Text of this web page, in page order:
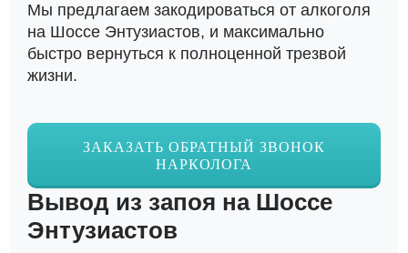
Мы предлагаем закодироваться от алкоголя
на Шоссе Энтузиастов, и максимально
быстро вернуться к полноценной трезвой
жизни.
ЗАКАЗАТЬ ОБРАТНЫЙ ЗВОНОК
НАРКОЛОГА
Вывод из запоя на Шоссе
Энтузиастов